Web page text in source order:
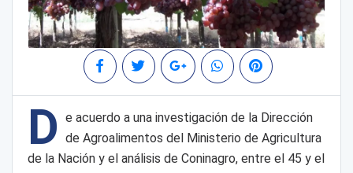
D e acuerdo a una investigación de la Dirección
de Agroalimentos del Ministerio de Agricultura
de la Nación y el análisis de Coninagro, entre el 45 y el